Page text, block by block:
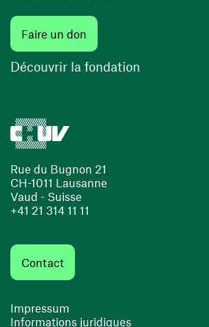
Rue du Bugnon 21
CH-1011 Lausanne
Vaud - Suisse
+41 21 314 11 11
Contact
Impressum
Informations juridiques
Faire un don
Découvrir la fondation